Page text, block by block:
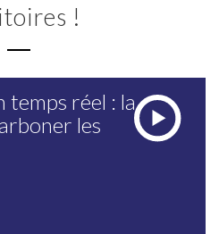
!
temps réel : la
les